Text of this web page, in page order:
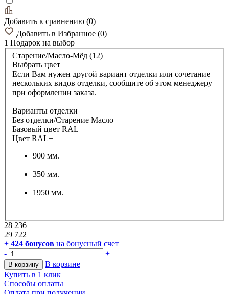
Добавить к сравнению (0)
Добавить в Избранное (0)
1 Подарок на выбор
Старение/Масло-Мёд (12)
Выбрать цвет
Если Вам нужен другой вариант отделки или сочетание
нескольких видов отделки, сообщите об этом менеджеру
при оформлении заказа.
Варианты отделки
Без отделки/Старение Масло
Базовый цвет RAL
Цвет RAL+
900 мм.
350 мм.
1950 мм.
28 236
29 722
+ 424 бонусов на бонусный счет
-
+
В корзину
В корзине
Купить в 1 клик
Способы оплаты